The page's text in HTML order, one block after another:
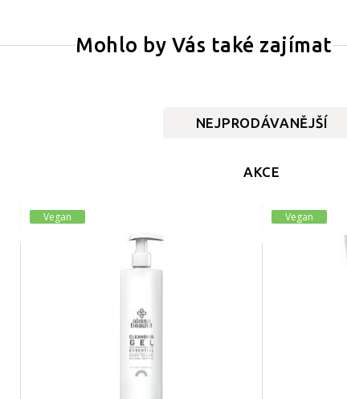
Mohlo by Vás také zajímat
NEJPRODÁVANĚJŠÍ
AKCE
Vegan Vegan